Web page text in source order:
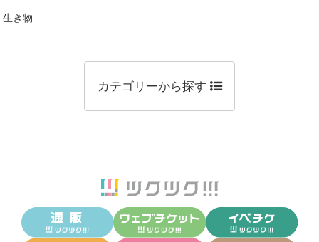
生き物
カテゴリーから探す